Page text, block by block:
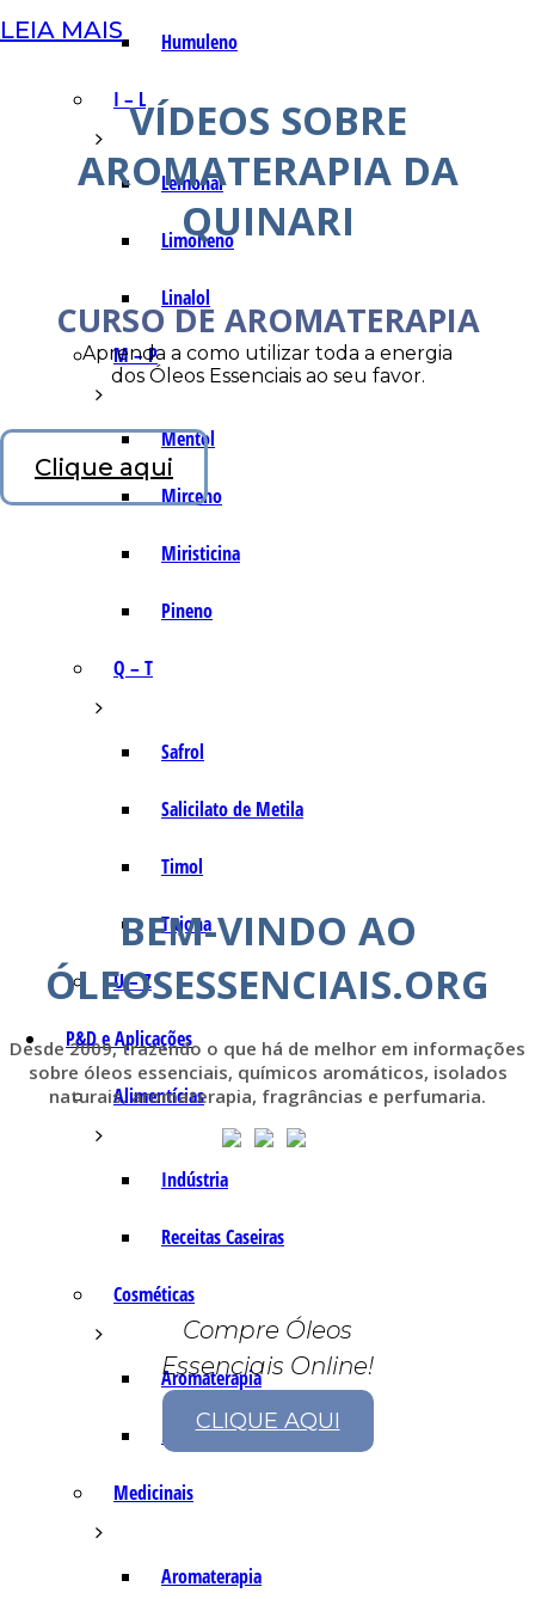
Humuleno
I – L
Lemonal
Limoneno
Linalol
M – P
Mentol
Mirceno
Miristicina
Pineno
Q – T
Safrol
Salicilato de Metila
Timol
Tujona
U – Z
P&D e Aplicações
Alimentícias
Indústria
Receitas Caseiras
Cosméticas
Aromaterapia
Fórmulas Caseiras
Medicinais
Aromaterapia
LEIA MAIS
VÍDEOS SOBRE
AROMATERAPIA DA
QUINARI
CURSO DE AROMATERAPIA
Aprenda a como utilizar toda a energia
dos Óleos Essenciais ao seu favor.
Clique aqui
BEM-VINDO AO
ÓLEOSESSENCIAIS.ORG
Desde 2009, trazendo o que há de melhor em informações
sobre óleos essenciais, químicos aromáticos, isolados
naturais, aromaterapia, fragrâncias e perfumaria.
Compre Óleos
Essenciais Online!
CLIQUE AQUI